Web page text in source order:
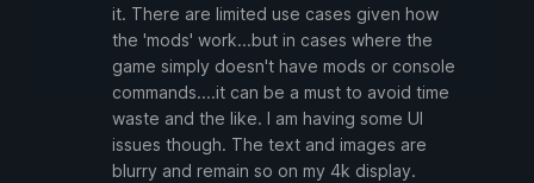
it. There are limited use cases given how
the 'mods' work...but in cases where the
game simply doesn't have mods or console
commands....it can be a must to avoid time
waste and the like. I am having some UI
issues though. The text and images are
blurry and remain so on my 4k display.